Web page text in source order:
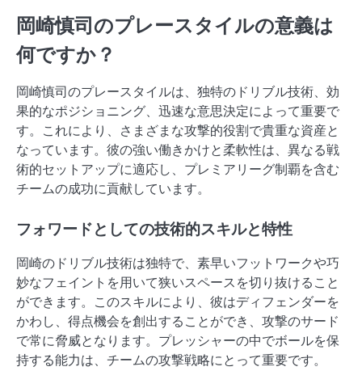
岡崎慎司のプレースタイルの意義は
何ですか？
岡崎慎司のプレースタイルは、独特のドリブル技術、効
果的なポジショニング、迅速な意思決定によって重要で
す。これにより、さまざまな攻撃的役割で貴重な資産と
なっています。彼の強い働きかけと柔軟性は、異なる戦
術的セットアップに適応し、プレミアリーグ制覇を含む
チームの成功に貢献しています。
フォワードとしての技術的スキルと特性
岡崎のドリブル技術は独特で、素早いフットワークや巧
妙なフェイントを用いて狭いスペースを切り抜けること
ができます。このスキルにより、彼はディフェンダーを
かわし、得点機会を創出することができ、攻撃のサード
で常に脅威となります。プレッシャーの中でボールを保
持する能力は、チームの攻撃戦略にとって重要です。